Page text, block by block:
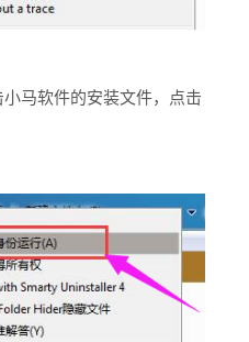
马软件的安装文件，点击